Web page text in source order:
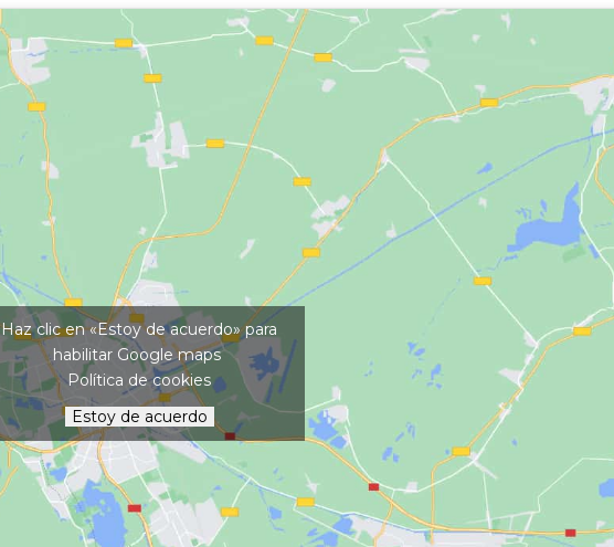
Haz clic en «Estoy de acuerdo» para
habilitar Google maps
Política de cookies
Estoy de acuerdo